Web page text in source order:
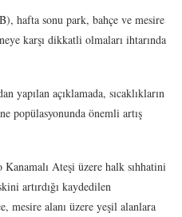
hafta sonu park, bahçe ve mesire
karşı dikkatli olmaları ihtarında
yapılan açıklamada, sıcaklıkların
popülasyonunda önemli artış
Ateşi üzere halk sıhhatini
artırdığı kaydedilen
mesire alanı üzere yeşil alanlara